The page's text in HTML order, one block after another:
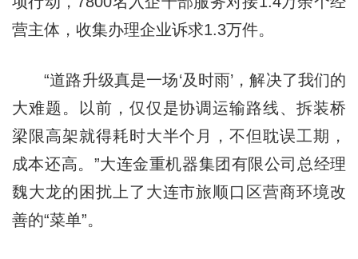
营主体，收集办理企业诉求1.3万件。
“道路升级真是一场‘及时雨’，解决了我们的
大难题。以前，仅仅是协调运输路线、拆装桥
梁限高架就得耗时大半个月，不但耽误工期，
成本还高。”大连金重机器集团有限公司总经理
魏大龙的困扰上了大连市旅顺口区营商环境改
善的“菜单”。